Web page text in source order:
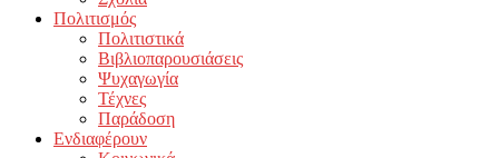
Πολιτισμός
Πολιτιστικά
Βιβλιοπαρουσιάσεις
Ψυχαγωγία
Τέχνες
Παράδοση
Ενδιαφέρουν